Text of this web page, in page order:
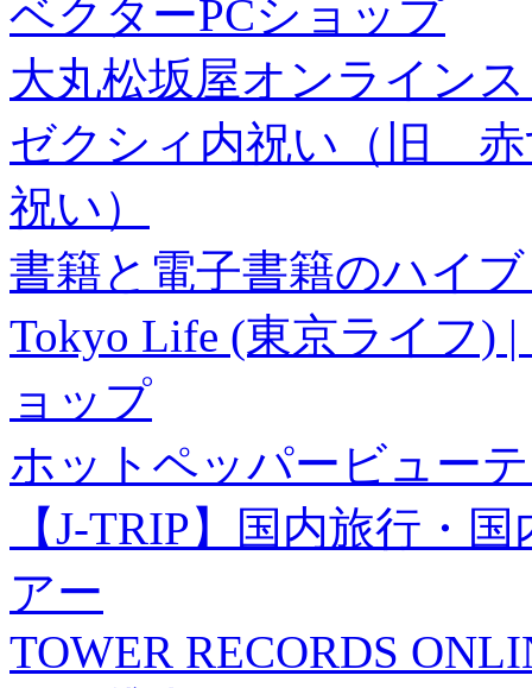
ベクターPCショップ
大丸松坂屋オンライン
ゼクシィ内祝い（旧 赤
祝い）
書籍と電子書籍のハイ
Tokyo Life (東京ライフ)
ョップ
ホットペッパービュー
【J-TRIP】国内旅行・
アー
TOWER RECORDS